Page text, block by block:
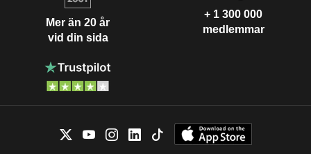
Mer än 20 år
vid din sida
+ 1 300 000
medlemmar